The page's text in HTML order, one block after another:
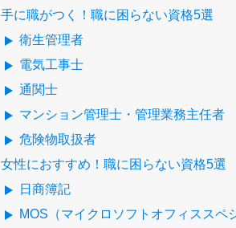
手に職がつく！職に困らない資格5選
衛生管理者
電気工事士
通関士
マンション管理士・管理業務主任者
危険物取扱者
女性におすすめ！職に困らない資格5選
日商簿記
MOS（マイクロソフトオフィススペ